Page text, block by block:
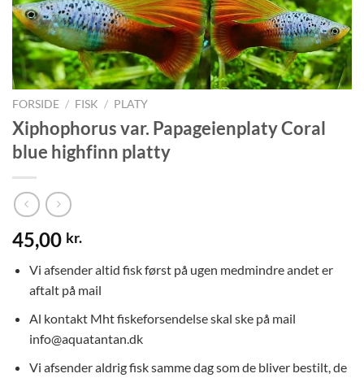
FORSIDE / FISK / PLATY
Xiphophorus var. Papageienplaty Coral
blue highfinn platty
45,00 kr.
Vi afsender altid fisk først på ugen medmindre andet er
aftalt på mail
Al kontakt Mht fiskeforsendelse skal ske på mail
info@aquatantan.dk
Vi afsender aldrig fisk samme dag som de bliver bestilt, de